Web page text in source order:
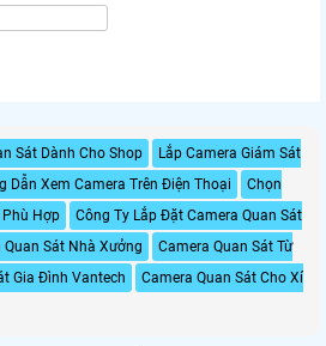
Sát Dành Cho Shop
Lắp Camera Giám Sát
Dẫn Xem Camera Trên Điện Thoại
Chọn
Phù Hợp
Công Ty Lắp Đặt Camera Quan Sát
Sát Nhà Xưởng
Camera Quan Sát Từ
Gia Đình Vantech
Camera Quan Sát Cho Xí